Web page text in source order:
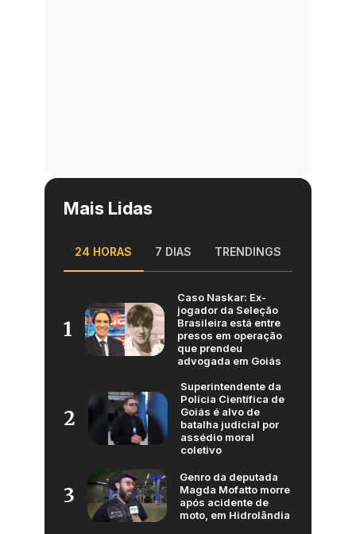
Mais Lidas
24 HORAS 7 DIAS TRENDINGS
1
Caso Naskar: Ex-
jogador da Seleção
Brasileira está entre
presos em operação
que prendeu
advogada em Goiás
2
Superintendente da
Polícia Científica de
Goiás é alvo de
batalha judicial por
assédio moral
coletivo
3
Genro da deputada
Magda Mofatto morre
após acidente de
moto, em Hidrolândia